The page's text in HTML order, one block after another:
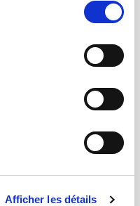
Afficher les détails
innovants pour